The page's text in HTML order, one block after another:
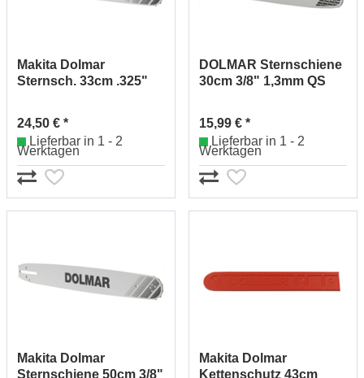
Makita Dolmar
Sternsch. 33cm .325"
24,50 € *
Lieferbar in 1 - 2
Werktagen
DOLMAR Sternschiene
30cm 3/8" 1,3mm QS
15,99 € *
Lieferbar in 1 - 2
Werktagen
Makita Dolmar
Sternschiene 50cm 3/8"
Makita Dolmar
Kettenschutz 43cm